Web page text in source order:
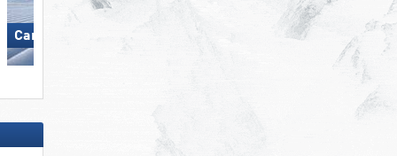
Carezza KitzSki - Kitzbühel/​Kirchberg